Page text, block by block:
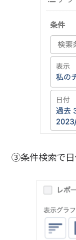
③条件検索で日